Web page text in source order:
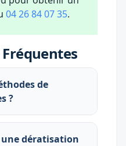
04 26 84 07 35.
Fréquentes
de
?
dératisation